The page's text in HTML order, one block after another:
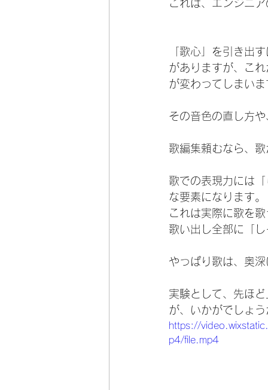
これは、エンジニ
「歌心」を引き出
がありますが、こ
が変わってしまいま
その音色の直し方
歌編集頼むなら、
歌での表現力には
な要素になります。
これは実際に歌を
歌い出し全部に「
やっぱり歌は、奥
実験として、先ほ
が、いかがでしょう
https://
p4/file.mp4